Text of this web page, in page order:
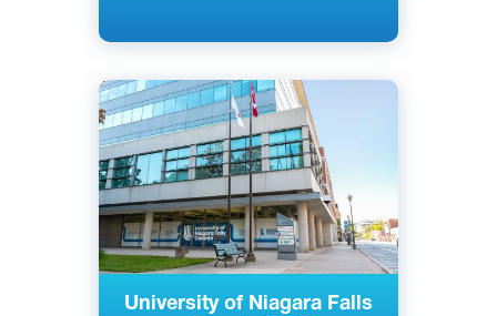
University of Niagara Falls
Английский
Ниагара-Фолс, Канада
Частный